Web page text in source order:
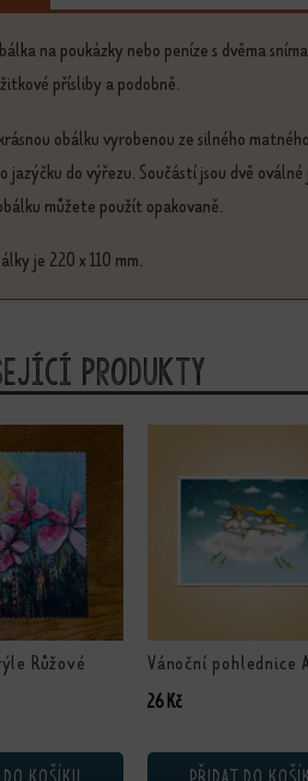
na poukázky nebo peníze s dvěma
přísliby a podobně.
obálku vyrobenou ze silného
jazýčku do výřezu. Součástí jsou dvě
můžete použít opakovaně.
je 220 x 110 mm.
produkty
Růžové
Vánoční pohlednice
26Kč